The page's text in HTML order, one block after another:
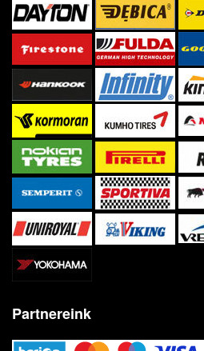
Partnereink